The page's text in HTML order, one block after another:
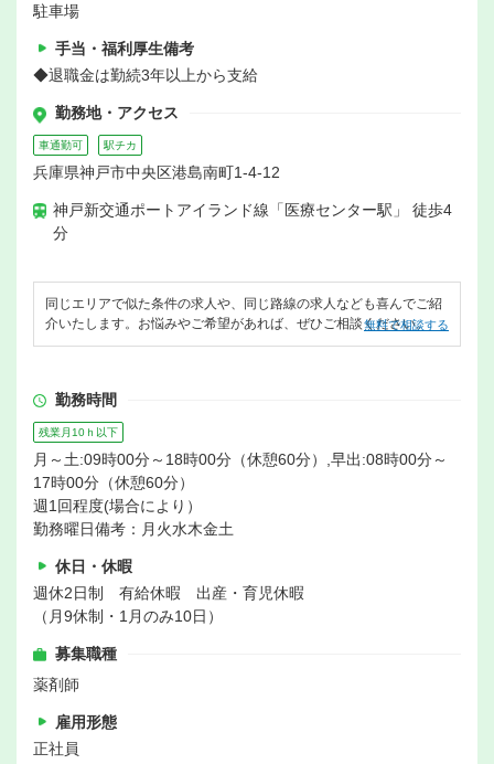
駐車場
手当・福利厚生備考
◆退職金は勤続3年以上から支給
勤務地・アクセス
車通勤可 駅チカ
兵庫県神戸市中央区港島南町1-4-12
神戸新交通ポートアイランド線「医療センター駅」 徒歩4
分
同じエリアで似た条件の求人や、同じ路線の求人なども喜んでご紹
介いたします。お悩みやご希望があれば、ぜひご相談ください。
無料で相談する
勤務時間
残業月10ｈ以下
月～土:09時00分～18時00分（休憩60分）,早出:08時00分～
17時00分（休憩60分）
週1回程度(場合により）
勤務曜日備考：月火水木金土
休日・休暇
週休2日制 有給休暇 出産・育児休暇
（月9休制・1月のみ10日）
募集職種
薬剤師
雇用形態
正社員